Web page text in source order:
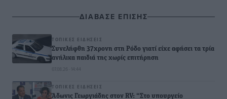
ΔΙΑΒΑΣΕ ΕΠΙΣΗΣ
ΤΟΠΙΚΈΣ ΕΙΔΉΣΕΙΣ
Συνελήφθη 37χρονη στη Ρόδο γιατί είχε αφήσει τα τρία
ανήλικα παιδιά της χωρίς επιτήρηση
07.08.26 · 14:44
ΤΟΠΙΚΈΣ ΕΙΔΉΣΕΙΣ
Άδωνις Γεωργιάδης στον RV: “Στο υπουργείο